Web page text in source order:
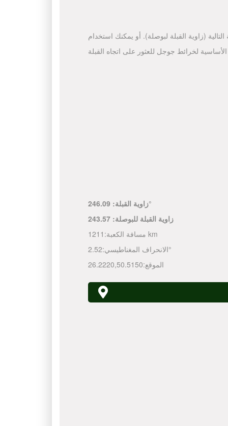
(زاوية القبلة لبوصلة). أو يمكنك استخدام
زاوية القبلة:246.09°
زاوية القبلة للبوصلة:243.57
مسافة الكعبة: 1211 km
الانحراف المغناطيسي:2.52°
الموقع:
26.2220,50.5150